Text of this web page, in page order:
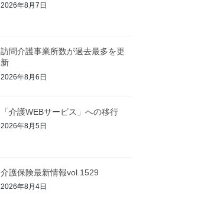
2026年8月7日
訪問介護事業所数が過去最多を更
新
2026年8月6日
「介護WEBサービス」への移行
2026年8月5日
介護保険最新情報vol.1529
2026年8月4日